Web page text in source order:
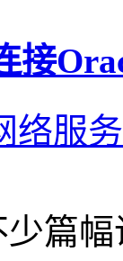
接
络服务
篇幅